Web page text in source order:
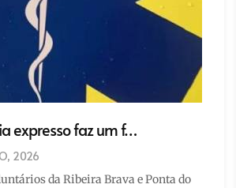
expresso faz um f…
2026
da Ribeira Brava e Ponta do